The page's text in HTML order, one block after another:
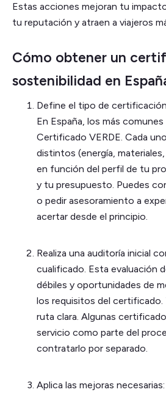
Estas acciones mejoran tu
tu reputación y atraen a viajeros
Cómo obtener un
sostenibilidad en
Define el tipo de
En España, los más
Certificado VERDE. Cada
distintos (energía,
en función del perfil de tu
y tu presupuesto. Puedes
o pedir asesoramiento a
acertar desde el principio.
Realiza una auditoría inicial
cualificado. Esta evaluación
débiles y oportunidades de
los requisitos del certificado.
ruta clara. Algunas
servicio como parte del
contratarlo por separado.
Aplica las mejoras